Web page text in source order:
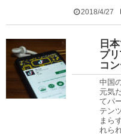
2018/4/27
日
プ
コ
中国
元気
てパ
テン
まら
れら